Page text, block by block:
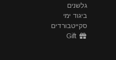
גלשנים
ביגוד ימי
סקייטבורדים
Gift